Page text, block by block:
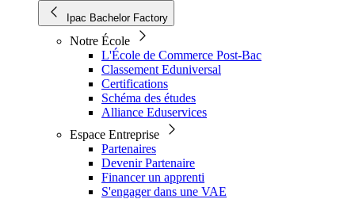
Ipac Bachelor Factory
Notre École
L'École de Commerce Post-Bac
Classement Eduniversal
Certifications
Schéma des études
Alliance Eduservices
Espace Entreprise
Partenaires
Devenir Partenaire
Financer un apprenti
S'engager dans une VAE